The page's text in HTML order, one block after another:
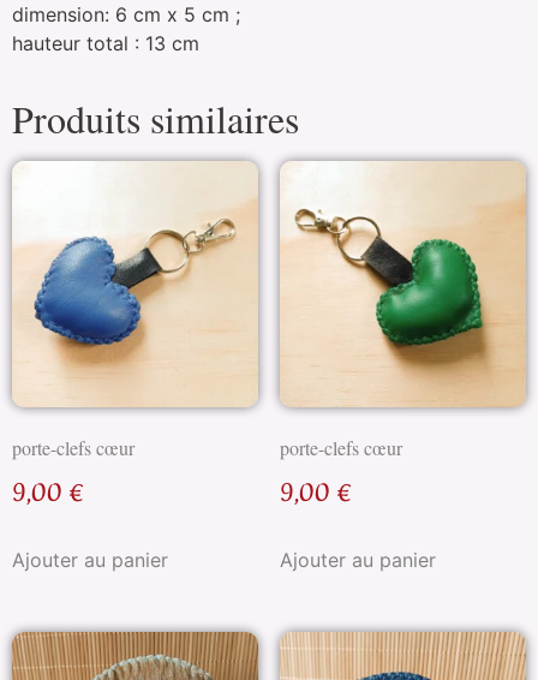
dimension: 6 cm x 5 cm ;
hauteur total : 13 cm
Produits similaires
porte-clefs cœur
9,00 €
Ajouter au panier
porte-clefs cœur
9,00 €
Ajouter au panier